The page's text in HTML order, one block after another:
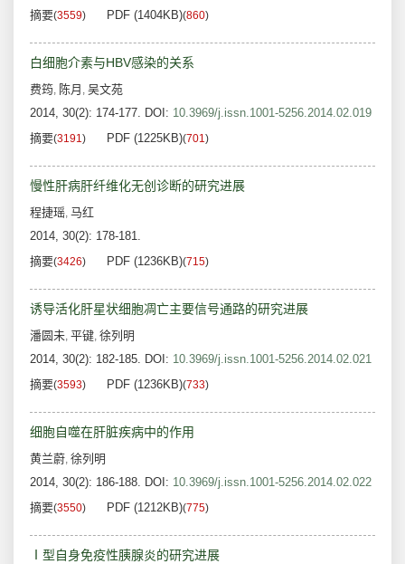
摘要(3559) PDF (1404KB)(860)
白细胞介素与HBV感染的关系
费筠, 陈月 , 吴文苑
2014, 30(2): 174-177. DOI: 10.3969/j.issn.1001-5256.2014.02.019
摘要(3191) PDF (1225KB)(701)
慢性肝病肝纤维化无创诊断的研究进展
程捷瑶, 马红
2014, 30(2): 178-181.
摘要(3426) PDF (1236KB)(715)
诱导活化肝星状细胞凋亡主要信号通路的研究进展
潘圆未, 平键, 徐列明
2014, 30(2): 182-185. DOI: 10.3969/j.issn.1001-5256.2014.02.021
摘要(3593) PDF (1236KB)(733)
细胞自噬在肝脏疾病中的作用
黄兰蔚, 徐列明
2014, 30(2): 186-188. DOI: 10.3969/j.issn.1001-5256.2014.02.022
摘要(3550) PDF (1212KB)(775)
Ⅰ型自身免疫性胰腺炎的研究进展